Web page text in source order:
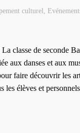
culturel
classe de seconde
aux danses et aux
faire découvrir les
les élèves et